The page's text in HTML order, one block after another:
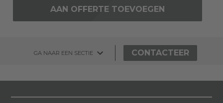
AAN OFFERTE TOEVOEGEN
GA NAAR EEN SECTIE CONTACTEER